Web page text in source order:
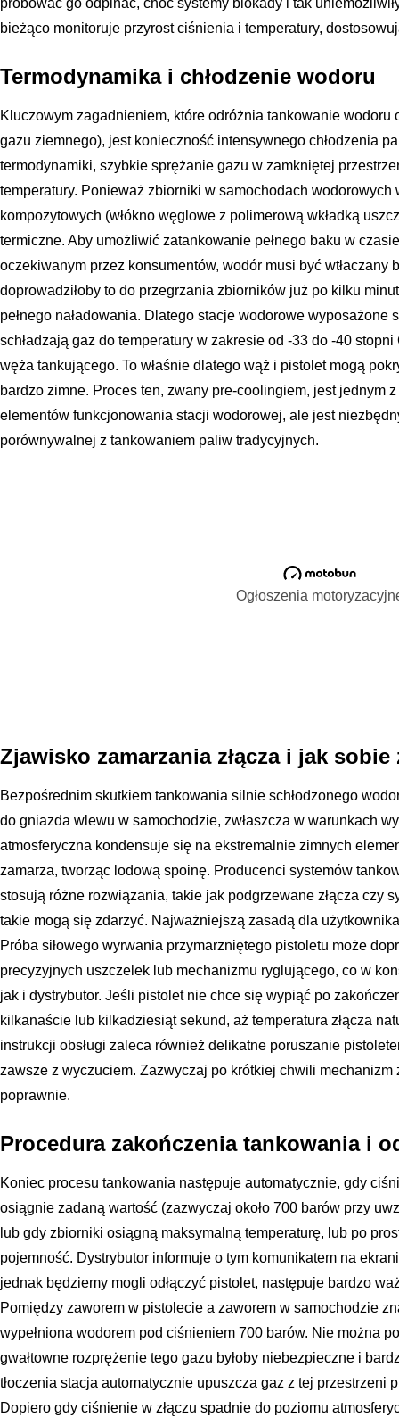
próbować go odpinać, choć systemy blokady i tak
bieżąco monitoruje przyrost ciśnienia i temperatury,
Termodynamika i chłodzenie wodoru
Kluczowym zagadnieniem, które odróżnia tankowanie wodoru
gazu ziemnego), jest konieczność intensywnego chłodzenia
termodynamiki, szybkie sprężanie gazu w zamkniętej
temperatury. Ponieważ zbiorniki w samochodach wodorowych
kompozytowych (włókno węglowe z polimerową wkładką
termiczne. Aby umożliwić zatankowanie pełnego baku w
oczekiwanym przez konsumentów, wodór musi być wtłaczany
doprowadziłoby to do przegrzania zbiorników już po kilku
pełnego naładowania. Dlatego stacje wodorowe wyposażone
schładzają gaz do temperatury w zakresie od -33 do -40
węża tankującego. To właśnie dlatego wąż i pistolet mogą
bardzo zimne. Proces ten, zwany pre-coolingiem, jest jednym
elementów funkcjonowania stacji wodorowej, ale jest
porównywalnej z tankowaniem paliw tradycyjnych.
Ogłoszenia
Zjawisko zamarzania złącza i jak
Bezpośrednim skutkiem tankowania silnie schłodzonego
do gniazda wlewu w samochodzie, zwłaszcza w warunkach
atmosferyczna kondensuje się na ekstremalnie zimnych
zamarza, tworząc lodową spoinę. Producenci systemów
stosują różne rozwiązania, takie jak podgrzewane złącza czy
takie mogą się zdarzyć. Najważniejszą zasadą dla
Próba siłowego wyrwania przymarzniętego pistoletu może
precyzyjnych uszczelek lub mechanizmu ryglującego, co w
jak i dystrybutor. Jeśli pistolet nie chce się wypiąć po
kilkanaście lub kilkadziesiąt sekund, aż temperatura złącza
instrukcji obsługi zaleca również delikatne poruszanie
zawsze z wyczuciem. Zazwyczaj po krótkiej chwili mechanizm
poprawnie.
Procedura zakończenia tankowania i
Koniec procesu tankowania następuje automatycznie, gdy
osiągnie zadaną wartość (zazwyczaj około 700 barów przy
lub gdy zbiorniki osiągną maksymalną temperaturę, lub po
pojemność. Dystrybutor informuje o tym komunikatem na
jednak będziemy mogli odłączyć pistolet, następuje bardzo
Pomiędzy zaworem w pistolecie a zaworem w samochodzie
wypełniona wodorem pod ciśnieniem 700 barów. Nie można
gwałtowne rozprężenie tego gazu byłoby niebezpieczne i
tłoczenia stacja automatycznie upuszcza gaz z tej przestrzeni
Dopiero gdy ciśnienie w złączu spadnie do poziomu